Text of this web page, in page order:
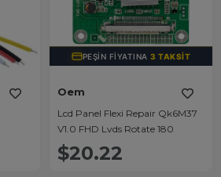
PEŞIN FIYATINA3 TAKSIT
Oem
Lcd Panel Flexi Repair Qk6M37
V1.0 FHD Lvds Rotate 180
$20.22